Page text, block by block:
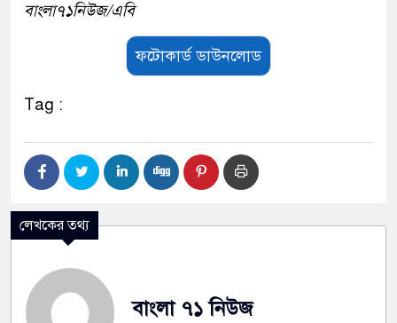
বাংলা৭১নিউজ/এবি
ফটোকার্ড ডাউনলোড
Tag :
লেখকের তথ্য
বাংলা ৭১ নিউজ